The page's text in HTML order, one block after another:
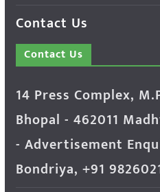
Contact Us
Contact Us
14 Press Complex,
Bhopal - 462011
- Advertisement
Bondriya, +91